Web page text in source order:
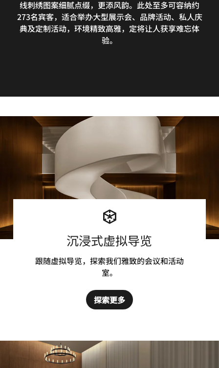
线刺绣图案细腻点缀，更添风韵。此处至多可容纳约
273名宾客，适合举办大型展示会、品牌活动、私人庆
典及定制活动，环境精致高雅，定将让人获享难忘体
验。
沉浸式虚拟导览
跟随虚拟导览，探索我们雅致的会议和活动
室。
探索更多